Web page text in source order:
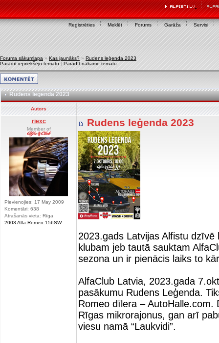
Reģistrēties Meklēt Forums Garāža Servisi
Foruma sākumlapa » Kas jaunāks? » Rudens leģenda 2023
Parādīt iepriekšējo tematu | Parādīt nākamo tematu
Rudens leģenda 2023
Autors
riexc
Member of
Pievienojies: 17 May 2009
Komentāri: 638
Atrašanās vieta: Rīga
2003 Alfa-Romeo 156SW
Rudens leģenda 2023
2023.gads Latvijas Alfistu
klubam jeb tautā sauktam
sezona un ir pienācis laiks to
AlfaClub Latvia, 2023.gada
pasākumu Rudens Leģenda.
Romeo dīlera – AutoHalle.com.
Rīgas mikrorajonus, gan arī
viesu namā “Laukvidi”.